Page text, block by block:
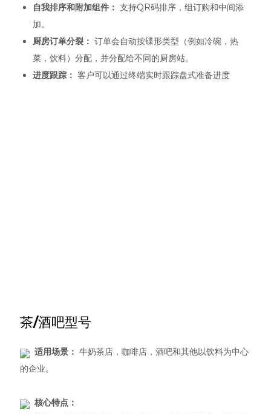
自我排序和附加组件： 支持QR码排序，组订购和中间添
加。
厨房订单分裂： 订单会自动按碟形类型（例如冷碗，热
菜，饮料）分配，并分配给不同的厨房站。
进度跟踪： 客户可以通过终端实时跟踪盘式准备进度
茶/酒吧型号
适用场景： 牛奶茶店，咖啡店，酒吧和其他以饮料为中心
的企业。
核心特点：